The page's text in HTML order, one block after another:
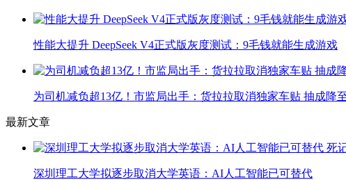
性能大提升 DeepSeek V4正式版灰度测试：9毛钱就能生成游戏
为司机减负超13亿！市监局出手：货拉拉取消独家车贴 抽成降
最新文章
深圳理工大学拟逐步取消大学英语：AI人工智能已可替代